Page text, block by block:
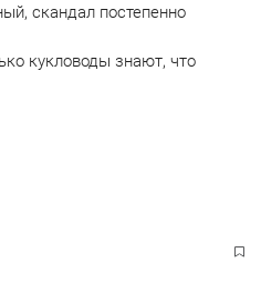
скандал постепенно
кукловоды знают, что